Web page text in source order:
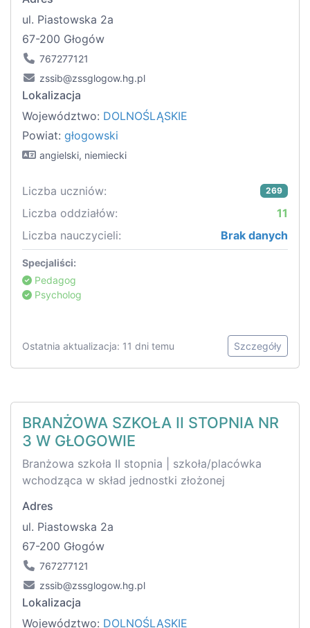
ul. Piastowska 2a
67-200 Głogów
767277121
zssib@zssglogow.hg.pl
Lokalizacja
Województwo: DOLNOŚLĄSKIE
Powiat: głogowski
angielski, niemiecki
Liczba uczniów: 269
Liczba oddziałów:
11
Liczba nauczycieli:
Brak danych
Specjaliści:
Pedagog
Psycholog
Ostatnia aktualizacja: 11 dni temu Szczegóły
BRANŻOWA SZKOŁA II STOPNIA NR
3 W GŁOGOWIE
Branżowa szkoła II stopnia | szkoła/placówka
wchodząca w skład jednostki złożonej
Adres
ul. Piastowska 2a
67-200 Głogów
767277121
zssib@zssglogow.hg.pl
Lokalizacja
Województwo: DOLNOŚLĄSKIE